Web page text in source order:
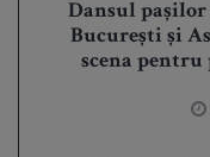
Dansul pașilor
București și
scena